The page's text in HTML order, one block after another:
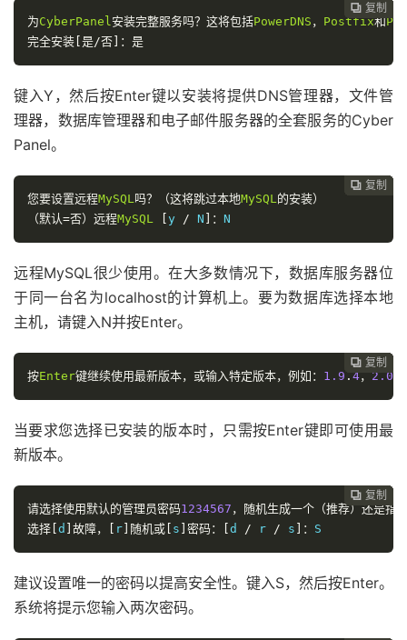
 复制
 复制
 复制
 复制
 复制
 复制
 复制
 复制
 复制
为CyberPanel安装完整服务吗？这将包括PowerDNS ， Postfix和
完全安装[是/否]：是
键入Y，然后按Enter键以安装将提供DNS管理器，文件管
理器，数据库管理器和电子邮件服务器的全套服务的Cyber​​
Panel。
 复制
 复制
 复制
 复制
 复制
 复制
 复制
 复制
您要设置远程MySQL吗？（这将跳过本地MySQL的安装）
（默认=否）远程MySQL y / N ]： N
远程MySQL很少使用。在大多数情况下，数据库服务器位
于同一台名为localhost的计算机上。要为数据库选择本地
主机，请键入N并按Enter。
 复制
 复制
 复制
 复制
 复制
 复制
 复制
按Enter键继续使用最新版本，或输入特定版本，例如： 1.9 . 4， 2.0
当要求您选择已安装的版本时，只需按Enter键即可使用最
新版本。
 复制
 复制
 复制
 复制
 复制
 复制
请选择使用默认的管理员密码1234567 ，随机生成一个（推荐）还是指
选择[ d ]故障，[ r ]随机或[ s ]密码：[ d / r / s ]： S
建议设置唯一的密码以提高安全性。键入S，然后按Enter。
系统将提示您输入两次密码。